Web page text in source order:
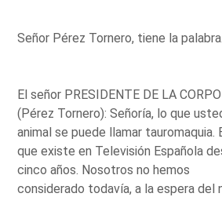
Señor Pérez Tornero, tiene la palabra.
El señor PRESIDENTE DE LA
(Pérez Tornero): Señoría, lo que
animal se puede llamar tauromaquia.
que existe en Televisión Española
cinco años. Nosotros no hemos
considerado todavía, a la espera del